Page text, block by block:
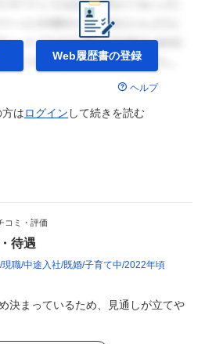
Web履歴書の登録
ヘルプ
はログイン して続きを読む
コミ・評価
待遇
現職 中途入社 既婚 子育て中 2022年頃
決まっているため、見通しが立てや